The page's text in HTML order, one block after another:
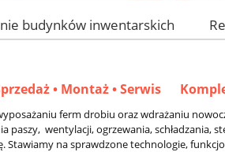
budynków inwentarskich
• Montaż • Serwis
ferm drobiu oraz wdrażaniu
wentylacji, ogrzewania, schładzania,
Stawiamy na sprawdzone technologie,